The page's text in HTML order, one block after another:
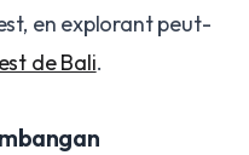
en explorant peut-
de Bali.